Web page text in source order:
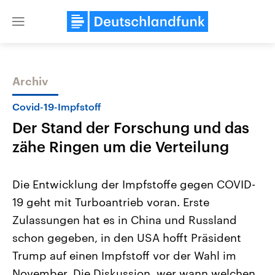
Close
Themen
Landtagswahl Sachsen-Anhalt
2026
Alle Informationen
Sachsen-Anhalt wählt am 6.
September 2026 einen neuen
Landtag. Seit 2021 wird das
Bundesland von einer Koalition aus
Aktuelle Beiträge,
Hintergründe
Wirtschaftlich und
gehören die Vereinigten
den mächtigsten Ländern
mit großem Einfluss auf
Archiv
Covid-19-Impfstoff
Der Stand der Forschung und das
zähe Ringen um die Verteilung
Die Entwicklung der Impfstoffe gegen COVID-
19 geht mit Turboantrieb voran. Erste
Zulassungen hat es in China und Russland
schon gegeben, in den USA hofft Präsident
Trump auf einen Impfstoff vor der Wahl im